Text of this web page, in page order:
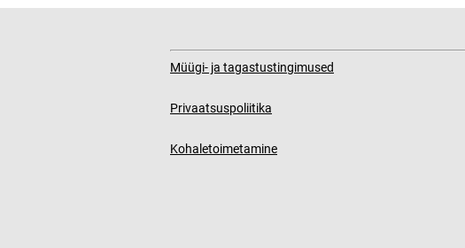
Müügi- ja tagastustingimused
Privaatsuspoliitika
Kohaletoimetamine